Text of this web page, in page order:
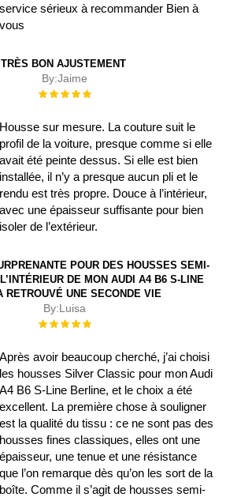
service sérieux à recommander Bien à
vous
TRÈS BON AJUSTEMENT
By:Jaime
Évaluation :
Housse sur mesure. La couture suit le
profil de la voiture, presque comme si elle
avait été peinte dessus. Si elle est bien
installée, il n’y a presque aucun pli et le
rendu est très propre. Douce à l’intérieur,
avec une épaisseur suffisante pour bien
isoler de l’extérieur.
POUR DES HOUSSES SEMI-
DE MON AUDI A4 B6 S-LINE
RETROUVÉ UNE SECONDE VIE
By:Luisa
Évaluation :
Après avoir beaucoup cherché, j’ai choisi
les housses Silver Classic pour mon Audi
A4 B6 S-Line Berline, et le choix a été
excellent. La première chose à souligner
est la qualité du tissu : ce ne sont pas des
housses fines classiques, elles ont une
épaisseur, une tenue et une résistance
que l’on remarque dès qu’on les sort de la
boîte. Comme il s’agit de housses semi-